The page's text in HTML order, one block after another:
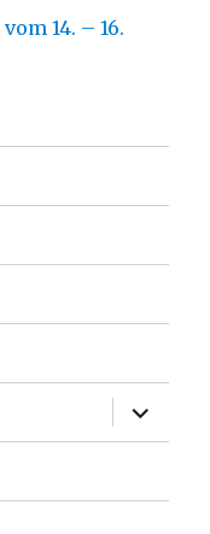
14. – 16.